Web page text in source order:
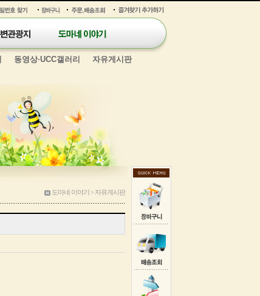
동영상·UCC갤러리 자유게시판
도마네 이야기 > 자유게시판